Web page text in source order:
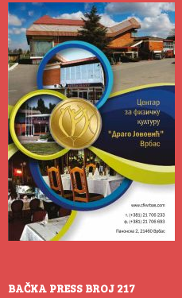
BAČKA PRESS BROJ 217